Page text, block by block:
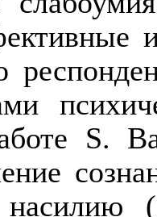
S.
насилию